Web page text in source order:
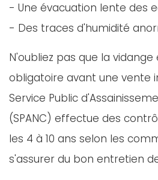
- Une évacuation lente des
- Des traces d'humidité
N'oubliez pas que la
obligatoire avant une vente
Service Public
(SPANC) effectue des
les 4 à 10 ans selon les
s'assurer du bon entretien